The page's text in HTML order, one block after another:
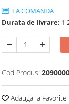
LA COMANDA
Durata de livrare:
Cod Produs:
Adauga la Favorite